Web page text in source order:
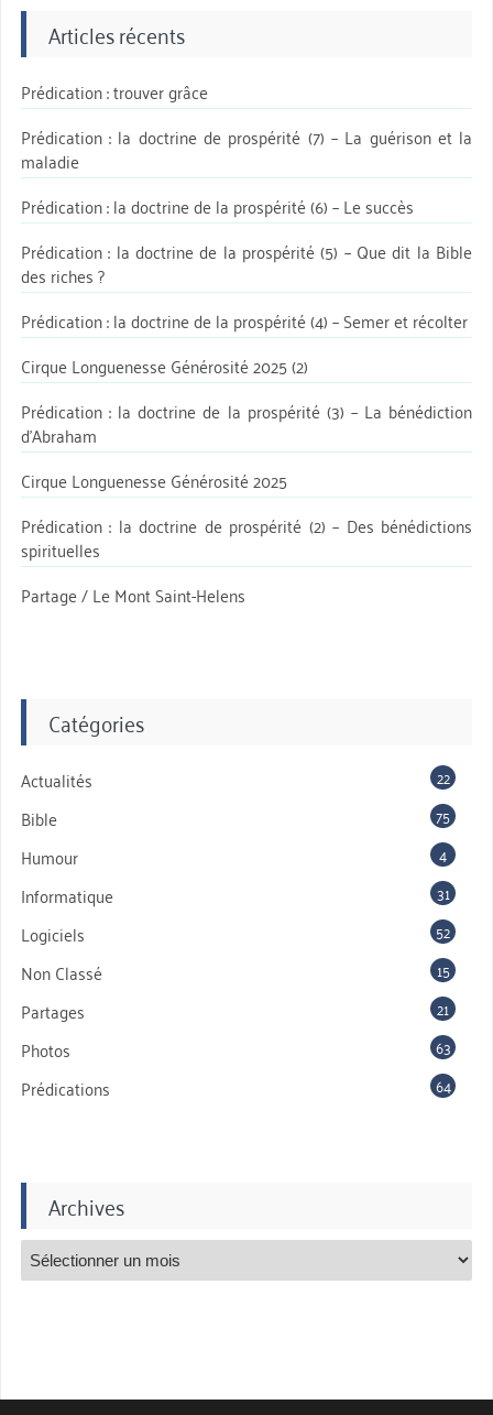
Articles récents
Prédication : trouver grâce
Prédication : la doctrine de prospérité (7) – La guérison et la
maladie
Prédication : la doctrine de la prospérité (6) – Le succès
Prédication : la doctrine de la prospérité (5) – Que dit la Bible
des riches ?
Prédication : la doctrine de la prospérité (4) – Semer et récolter
Cirque Longuenesse Générosité 2025 (2)
Prédication : la doctrine de la prospérité (3) – La bénédiction
d’Abraham
Cirque Longuenesse Générosité 2025
Prédication : la doctrine de prospérité (2) – Des bénédictions
spirituelles
Partage / Le Mont Saint-Helens
Catégories
Actualités 22
Bible 75
Humour 4
Informatique 31
Logiciels 52
Non Classé 15
Partages 21
Photos 63
Prédications 64
Archives